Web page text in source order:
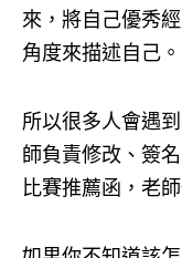
來，將自己優秀
角度來描述自己。
所以很多人會遇
師負責修改、簽
比賽推薦函，老